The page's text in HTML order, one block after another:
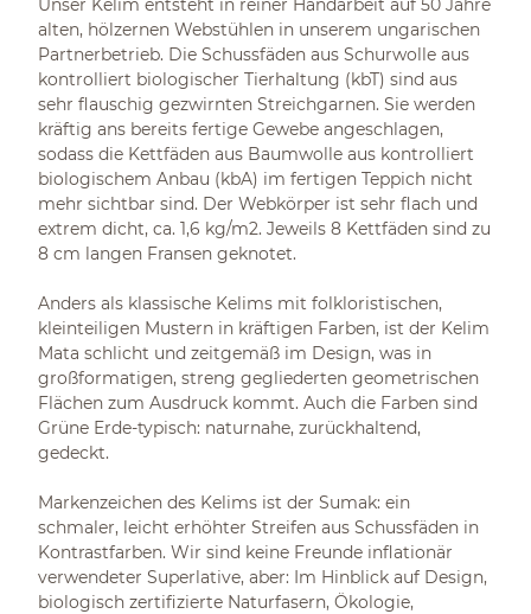
Unser Kelim entsteht in reiner Handarbeit auf 50 Jahre
alten, hölzernen Webstühlen in unserem ungarischen
Partnerbetrieb. Die Schussfäden aus Schurwolle aus
kontrolliert biologischer Tierhaltung (kbT) sind aus
sehr flauschig gezwirnten Streichgarnen. Sie werden
kräftig ans bereits fertige Gewebe angeschlagen,
sodass die Kettfäden aus Baumwolle aus kontrolliert
biologischem Anbau (kbA) im fertigen Teppich nicht
mehr sichtbar sind. Der Webkörper ist sehr flach und
extrem dicht, ca. 1,6 kg/m2. Jeweils 8 Kettfäden sind zu
8 cm langen Fransen geknotet.
Anders als klassische Kelims mit folkloristischen,
kleinteiligen Mustern in kräftigen Farben, ist der Kelim
Mata schlicht und zeitgemäß im Design, was in
großformatigen, streng gegliederten geometrischen
Flächen zum Ausdruck kommt. Auch die Farben sind
Grüne Erde-typisch: naturnahe, zurückhaltend,
gedeckt.
Markenzeichen des Kelims ist der Sumak: ein
schmaler, leicht erhöhter Streifen aus Schussfäden in
Kontrastfarben. Wir sind keine Freunde inflationär
verwendeter Superlative, aber: Im Hinblick auf Design,
biologisch zertifizierte Naturfasern, Ökologie,